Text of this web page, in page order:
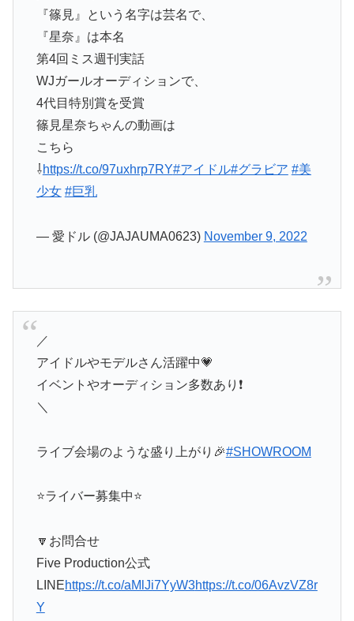
『篠見』という名字は芸名で、
『星奈』は本名
第4回ミス週刊実話
WJガールオーディションで、
4代目特別賞を受賞
篠見星奈ちゃんの動画は
こちら
⇩https://t.co/97uxhrp7RY#アイドル#グラビア #美
少女 #巨乳
— 愛ドル (@JAJAUMA0623) November 9, 2022
／
アイドルやモデルさん活躍中💗
イベントやオーディション多数あり❗️
＼
ライブ会場のような盛り上がり🎉#SHOWROOM
⭐️ライバー募集中⭐️
🔽お問合せ
Five Production公式
LINEhttps://t.co/aMlJi7YyW3https://t.co/06AvzVZ8r
Y